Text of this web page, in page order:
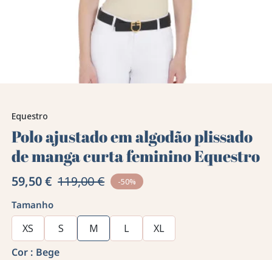
Equestro
Polo ajustado em algodão plissado
de manga curta feminino Equestro
59,50 € 119,00 € -50%
Tamanho
XS S M L
XL
Cor : Bege